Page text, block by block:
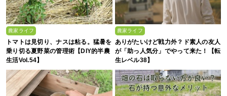
農家ライフ
トマトは見切り、ナスは粘る。猛暑を
乗り切る夏野菜の管理術【DIY的半農
生活Vol.54】
農家ライフ
ありがたいけど戦力外？ド素人の友人
が「助っ人気分」でやって来た！【転
生レベル38】